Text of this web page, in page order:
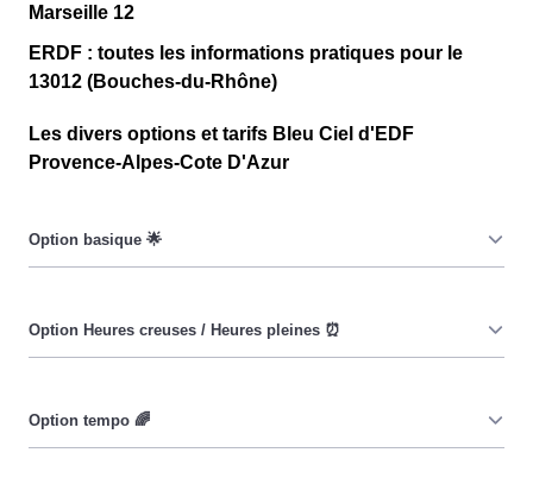
Marseille 12
ERDF : toutes les informations pratiques pour le
13012 (Bouches-du-Rhône)
Les divers options et tarifs Bleu Ciel d'EDF
Provence-Alpes-Cote D'Azur
date, ni de l'heure, que ce soit à Marseille 12 ou ailleurs.
💡
Marseille 12 est moindre. ⚡